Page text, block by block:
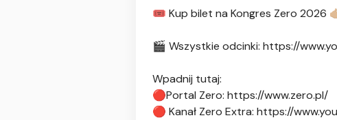
🎟️ Kup bilet na Kongres Zero 2026
🎬 Wszystkie odcinki: https://
Wpadnij tutaj:
🔴Portal Zero: https://www.zero.pl/
🔴 Kanał Zero Extra: https://